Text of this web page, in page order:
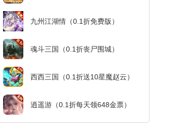
九州江湖情（0.1折免费版）
魂斗三国（0.1折丧尸围城）
西西三国（0.1折送10星魔赵云）
逍遥游（0.1折每天领648金票）